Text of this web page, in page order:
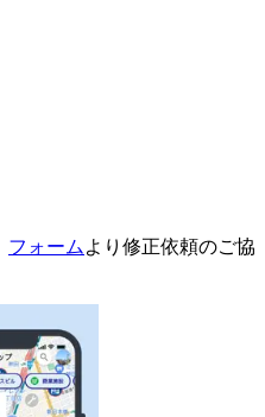
フォームより修正依頼のご協